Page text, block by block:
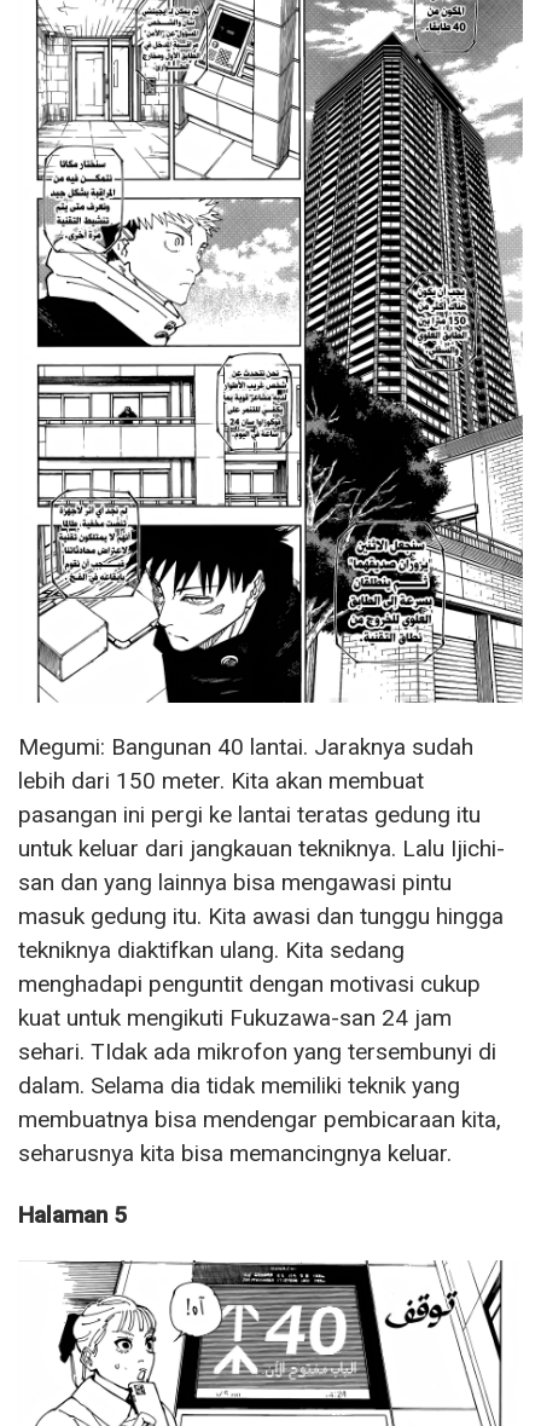
Megumi: Bangunan 40 lantai. Jaraknya sudah
lebih dari 150 meter. Kita akan membuat
pasangan ini pergi ke lantai teratas gedung itu
untuk keluar dari jangkauan tekniknya. Lalu Ijichi-
san dan yang lainnya bisa mengawasi pintu
masuk gedung itu. Kita awasi dan tunggu hingga
tekniknya diaktifkan ulang. Kita sedang
menghadapi penguntit dengan motivasi cukup
kuat untuk mengikuti Fukuzawa-san 24 jam
sehari. TIdak ada mikrofon yang tersembunyi di
dalam. Selama dia tidak memiliki teknik yang
membuatnya bisa mendengar pembicaraan kita,
seharusnya kita bisa memancingnya keluar.
Halaman 5